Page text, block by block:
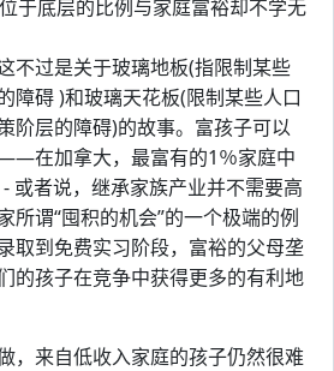
于底层的比例与家庭富裕却不学无
不过是关于玻璃地板(指限制某些
障碍 )和玻璃天花板(限制某些人口
阶层的障碍)的故事。富孩子可以
在加拿大，最富有的1％家庭中
或者说，继承家族产业并不需要高
所谓“囤积的机会”的一个极端的例
取到免费实习阶段，富裕的父母垄
的孩子在竞争中获得更多的有利地
，来自低收入家庭的孩子仍然很难